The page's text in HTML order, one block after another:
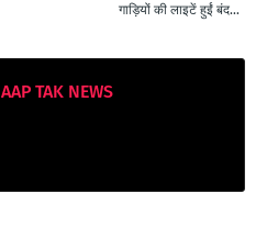
गाड़ियों की लाइटें हुईं बंद...
AAP TAK NEWS